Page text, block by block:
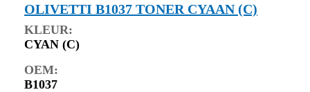
OLIVETTI B1037 TONER CYAAN (C)
KLEUR:
CYAN (C)
OEM:
B1037